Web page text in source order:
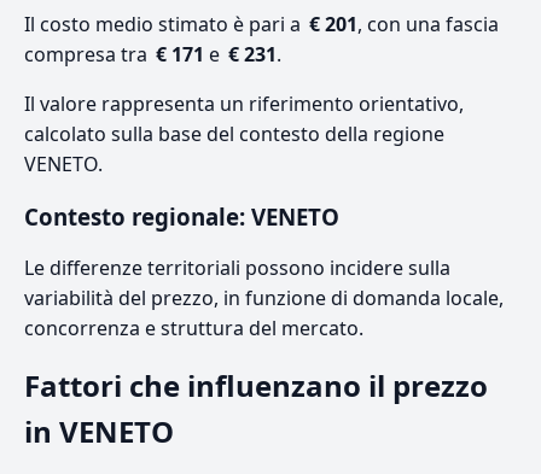
Il costo medio stimato è pari a € 201, con una fascia
compresa tra € 171 e € 231.
Il valore rappresenta un riferimento orientativo,
calcolato sulla base del contesto della regione
VENETO.
Contesto regionale: VENETO
Le differenze territoriali possono incidere sulla
variabilità del prezzo, in funzione di domanda locale,
concorrenza e struttura del mercato.
Fattori che influenzano il prezzo
in VENETO